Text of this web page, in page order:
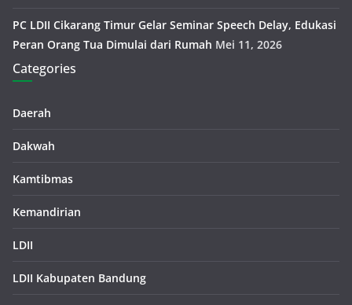
PC LDII Cikarang Timur Gelar Seminar Speech Delay, Edukasi
Peran Orang Tua Dimulai dari Rumah Mei 11, 2026
Categories
Daerah
Dakwah
Kamtibmas
Kemandirian
LDII
LDII Kabupaten Bandung